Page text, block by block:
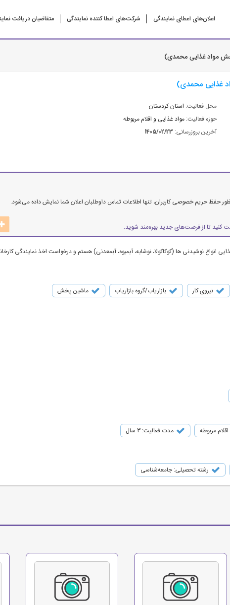
اعلان‌های اعطای نمایندگی شرکت‌‌های اعطا کننده نمایندگی متقاضیان دریافت
مواد غذایی محمدی)
غذایی محمدی)
محل فعالیت: استان كردستان
حوزه فعالیت: مواد غذایی و اقلام مربوطه
آخرین بروزرسانی: 1405/02/23
حفظ حریم خصوصی کاربران، تنها اطلاعات تماس داوطلبان اعلان شما نمایش داده می‌شود.
کنید تا از فرصت‌های جدید بهره‌مند شوید.
نوشیدنی ها (کوکاکولا، نوشابه، آبمیوه، آبمعدنی) هستم و درخواست اخذ نمایندگی کارخانه
نیروی کار بازاریاب/گروه بازاریاب ماشین پخش
مربوطه مدت فعالیت: 3 سال
رشته تحصیلی: جامعه‌شناسی